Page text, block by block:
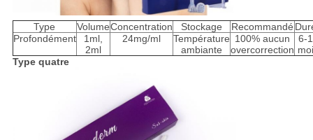
Type VolumeConcentration Stockage Recommandé
Profondément
1ml,
2ml
24mg/ml
Température
ambiante
100% aucun
overcorrection
6-
Type quatre